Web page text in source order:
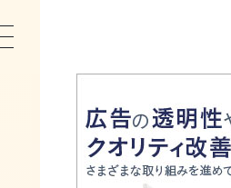
トップ
ユーザーの声